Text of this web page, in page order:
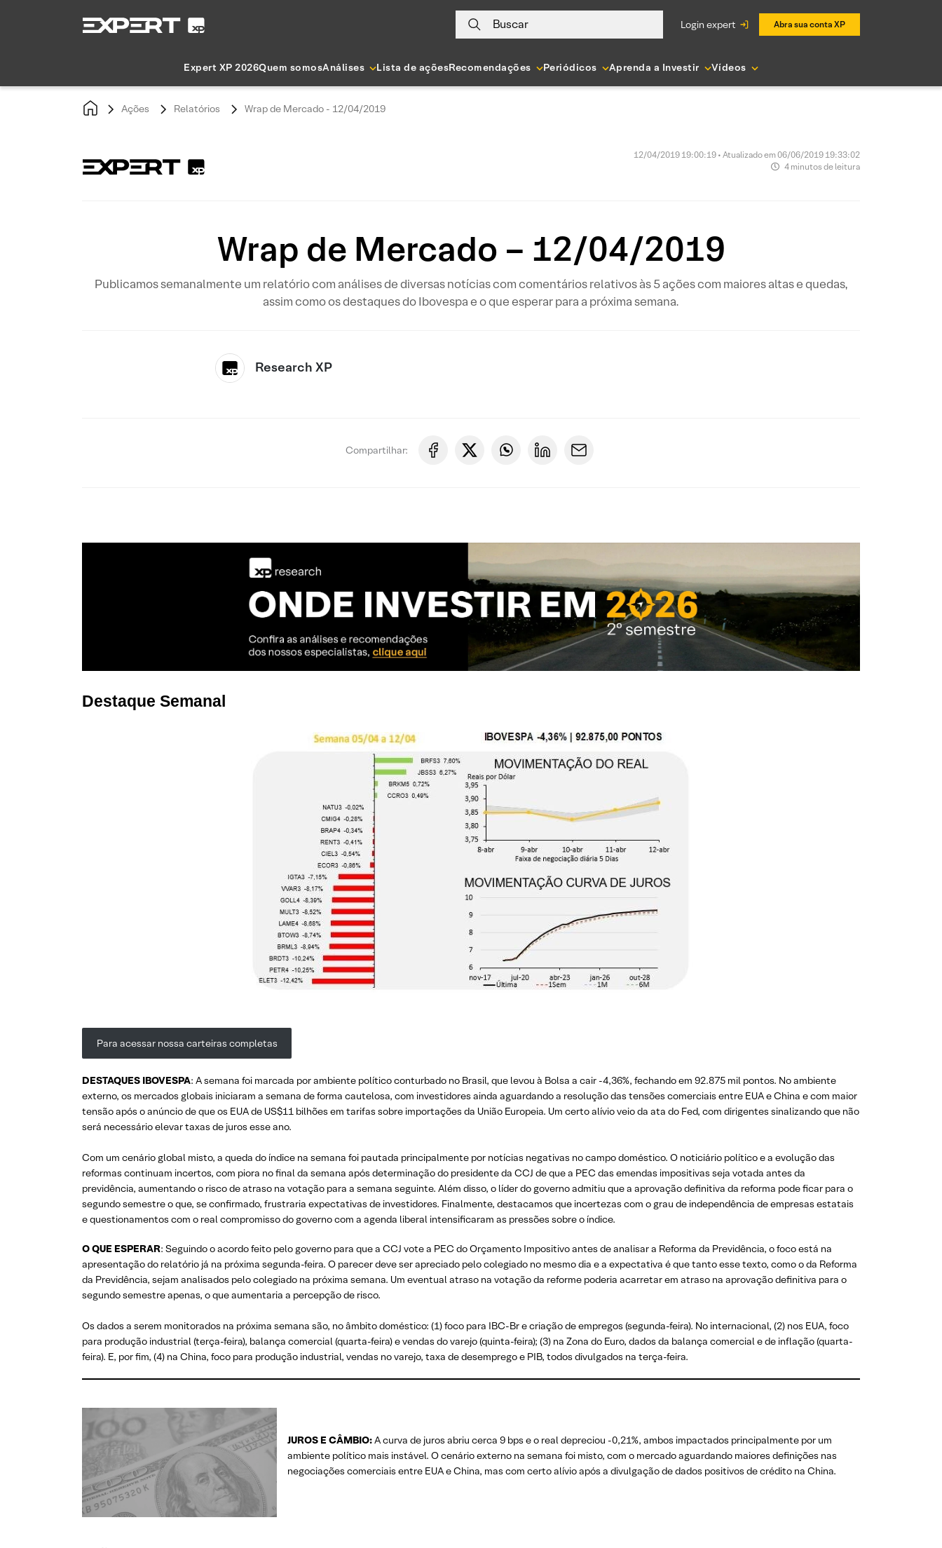
Buscar login expert Abra sua conta XP
Expert XP 2026Quem somosAnálises Lista de açõesRecomendações Periódicos Aprenda a Investir Vídeos
Ações Relatórios Wrap de Mercado - 12/04/2019
12/04/2019 19:00:19 • Atualizado em 06/06/2019 19:33:02
4 minutos de leitura
Wrap de Mercado – 12/04/2019
Publicamos semanalmente um relatório com análises de diversas notícias com comentários relativos às 5 ações com maiores altas e quedas,
assim como os destaques do Ibovespa e o que esperar para a próxima semana.
Research XP
Compartilhar:
Destaque Semanal
Para acessar nossa carteiras completas
DESTAQUES IBOVESPA: A semana foi marcada por ambiente político conturbado no Brasil, que levou à Bolsa a cair -4,36%, fechando em 92.875 mil pontos. No ambiente
externo, os mercados globais iniciaram a semana de forma cautelosa, com investidores ainda aguardando a resolução das tensões comerciais entre EUA e China e com maior
tensão após o anúncio de que os EUA de US$11 bilhões em tarifas sobre importações da União Europeia. Um certo alívio veio da ata do Fed, com dirigentes sinalizando que não
será necessário elevar taxas de juros esse ano.
Com um cenário global misto, a queda do índice na semana foi pautada principalmente por notícias negativas no campo doméstico. O noticiário político e a evolução das
reformas continuam incertos, com piora no final da semana após determinação do presidente da CCJ de que a PEC das emendas impositivas seja votada antes da
previdência, aumentando o risco de atraso na votação para a semana seguinte. Além disso, o líder do governo admitiu que a aprovação definitiva da reforma pode ficar para o
segundo semestre o que, se confirmado, frustraria expectativas de investidores. Finalmente, destacamos que incertezas com o grau de independência de empresas estatais
e questionamentos com o real compromisso do governo com a agenda liberal intensificaram as pressões sobre o índice.
O QUE ESPERAR: Seguindo o acordo feito pelo governo para que a CCJ vote a PEC do Orçamento Impositivo antes de analisar a Reforma da Previdência, o foco está na
apresentação do relatório já na próxima segunda-feira. O parecer deve ser apreciado pelo colegiado no mesmo dia e a expectativa é que tanto esse texto, como o da Reforma
da Previdência, sejam analisados pelo colegiado na próxima semana. Um eventual atraso na votação da reforme poderia acarretar em atraso na aprovação definitiva para o
segundo semestre apenas, o que aumentaria a percepção de risco.
Os dados a serem monitorados na próxima semana são, no âmbito doméstico: (1) foco para IBC-Br e criação de empregos (segunda-feira). No internacional, (2) nos EUA, foco
para produção industrial (terça-feira), balança comercial (quarta-feira) e vendas do varejo (quinta-feira); (3) na Zona do Euro, dados da balança comercial e de inflação (quarta-
feira). E, por fim, (4) na China, foco para produção industrial, vendas no varejo, taxa de desemprego e PIB, todos divulgados na terça-feira.
JUROS E CÂMBIO:A curva de juros abriu cerca 9 bps e o real depreciou -0,21%, ambos impactados principalmente por um
ambiente político mais instável. O cenário externo na semana foi misto, com o mercado aguardando maiores definições nas
negociações comerciais entre EUA e China, mas com certo alívio após a divulgação de dados positivos de crédito na China.